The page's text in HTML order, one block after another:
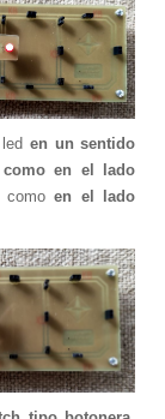
leden un sentido
como en el lado
comoen el lado